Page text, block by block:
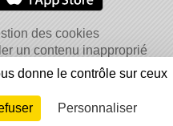
des cookies
un contenu inapproprié
Connexion
donne le contrôle sur ceux
Personnaliser